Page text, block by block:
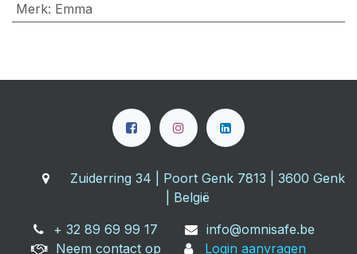
Merk: Emma
Zuiderring 34 | Poort Genk 7813 | 3600 Genk
| België
+ 32 89 69 99 17
info@omnisafe.be
Neem contact op
Login aanvragen